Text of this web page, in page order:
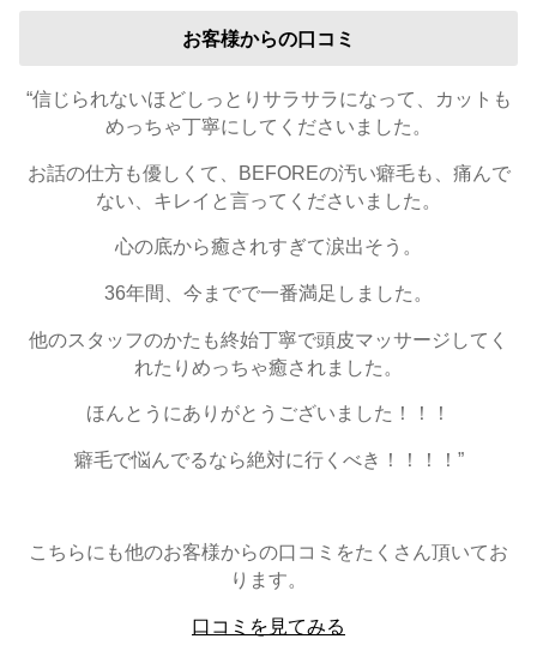
お客様からの口コミ
“信じられないほどしっとりサラサラになって、カットも
めっちゃ丁寧にしてくださいました。
お話の仕方も優しくて、BEFOREの汚い癖毛も、痛んで
ない、キレイと言ってくださいました。
心の底から癒されすぎて涙出そう。
36年間、今までで一番満足しました。
他のスタッフのかたも終始丁寧で頭皮マッサージしてく
れたりめっちゃ癒されました。
ほんとうにありがとうございました！！！
癖毛で悩んでるなら絶対に行くべき！！！！”
こちらにも他のお客様からの口コミをたくさん頂いてお
ります。
口コミを見てみる